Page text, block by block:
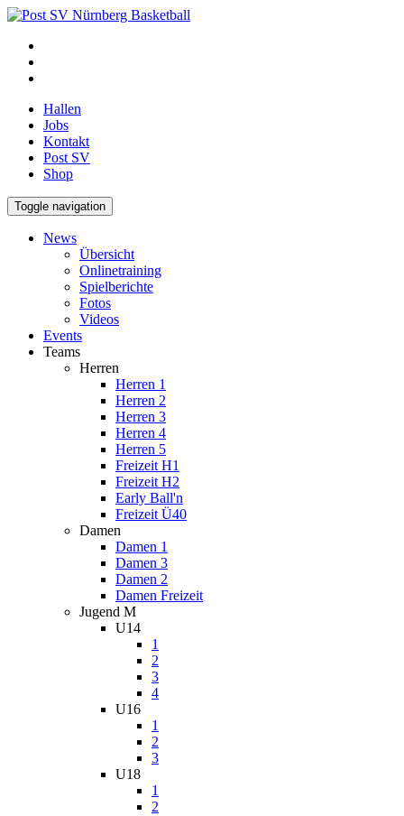
Hallen
Jobs
Kontakt
Post SV
Shop
Toggle navigation
News
Übersicht
Onlinetraining
Spielberichte
Fotos
Videos
Events
Teams
Herren
Herren 1
Herren 2
Herren 3
Herren 4
Herren 5
Freizeit H1
Freizeit H2
Early Ball'n
Freizeit Ü40
Damen
Damen 1
Damen 3
Damen 2
Damen Freizeit
Jugend M
U14
1
2
3
4
U16
1
2
3
U18
1
2